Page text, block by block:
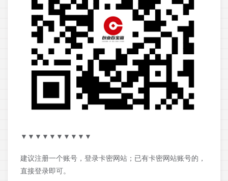
▼▼▼▼▼▼▼▼▼▼
建议注册一个账号，登录卡密网站；已有卡密网站账号的，
直接登录即可。